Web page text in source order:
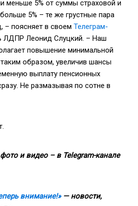
меньше 5% от суммы страховой и
5% – те же грустные пара
– поясняет в своем Телеграм-
ЛДПР Леонид Слуцкий. – Наш
повышение минимальной
образом, увеличив шансы
выплату пенсионных
Не размазывая по сотне в
и видео – в Telegram-канале
внимание!»— новости,